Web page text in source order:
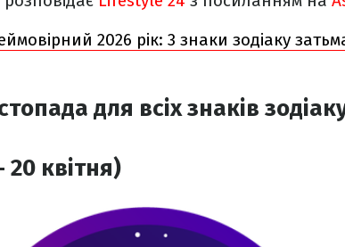
2026 рік: 3 знаки зодіаку
для всіх знаків
квітня)